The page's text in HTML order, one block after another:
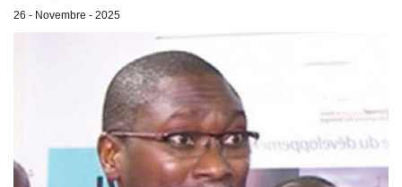
26 - Novembre - 2025